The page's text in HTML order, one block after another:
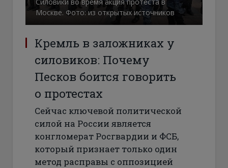
Москве. Фото: из открытых источников
Кремль в заложниках у
силовиков: Почему
Песков боится говорить
о протестах
Сейчас ключевой политической
силой на России является
конгломерат Росгвардии и ФСБ,
который признает только один
метод расправы с оппозицией